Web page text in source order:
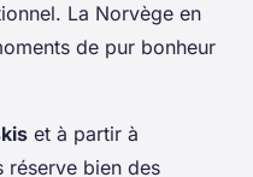
La Norvège en
de pur bonheur
et à partir à
réserve bien des